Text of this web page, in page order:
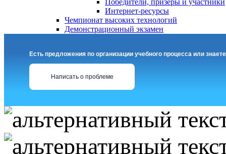
Победители, призеры и участники
Интернет-ресурсы
Чемпионат высоких технологий
Демонстрационный экзамен
Есть предложения по организации учебного процесса или
Написать о проблеме